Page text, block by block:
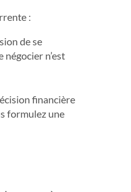
:
de se
n’est
financière
formulez une